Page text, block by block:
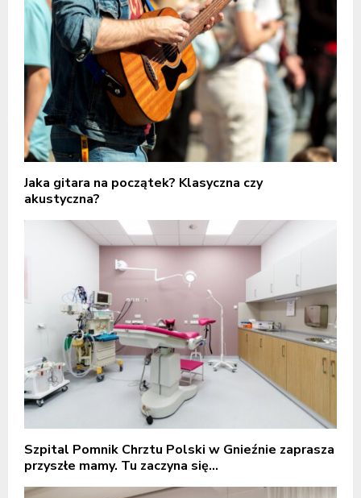
Jaka gitara na początek? Klasyczna czy
akustyczna?
Szpital Pomnik Chrztu Polski w Gnieźnie zaprasza
przyszłe mamy. Tu zaczyna się...